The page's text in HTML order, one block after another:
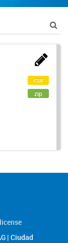
csv
zip
| Ciudad